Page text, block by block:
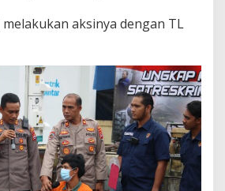
l
g
melakukan aksinya dengan TL